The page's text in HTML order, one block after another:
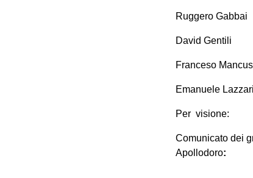
Ruggero Gabbai
David Gentili
Franceso
Emanuele
Per visione:
Comunicato dei
Apollodoro: